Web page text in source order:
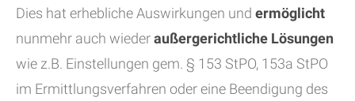
Dies hat erhebliche Auswirkungen und ermöglicht
nunmehr auch wiederaußergerichtliche Lösungen
wie z.B. Einstellungen gem. § 153 StPO, 153a StPO
im Ermittlungsverfahren oder eine Beendigung des